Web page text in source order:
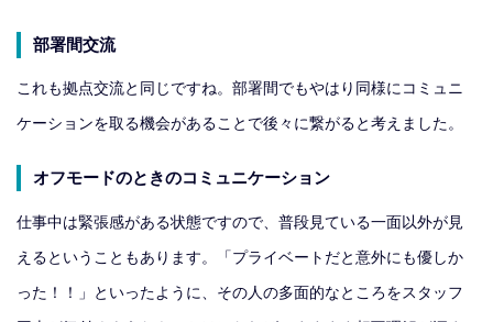
部署間交流
これも拠点交流と同じですね。部署間でもやはり同様にコミュニ
ケーションを取る機会があることで後々に繋がると考えました。
オフモードのときのコミュニケーション
仕事中は緊張感がある状態ですので、普段見ている一面以外が見
えるということもあります。「プライベートだと意外にも優しか
った！！」といったように、その人の多面的なところをスタッフ